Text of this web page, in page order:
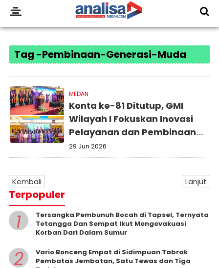
Tag -Pembinaan-Generasi-Muda
MEDAN
Konta ke-81 Ditutup, GMI
Wilayah I Fokuskan Inovasi
Pelayanan dan Pembinaan
Generasi Muda
29 Jun 2026
Kembali Lanjut
Terpopuler
1
Tersangka Pembunuh Bocah di Tapsel, Ternyata
Tetangga Dan Sempat Ikut Mengevakuasi
Korban Dari Dalam Sumur
2
Vario Bonceng Empat di Sidimpuan Tabrak
Pembatas Jembatan, Satu Tewas dan Tiga